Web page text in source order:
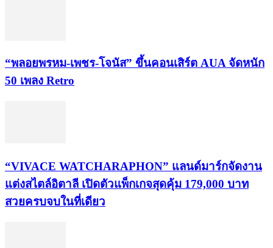
“พลอยพรหม-เพชร-โจนัส” ขึ้นคอนเสิร์ต AUA จัดหนัก
50 เพลง Retro
“VIVACE WATCHARAPHON” แลนด์มาร์กจัดงาน
แต่งสไตล์อิตาลี เปิดตัวแพ็กเกจสุดคุ้ม 179,000 บาท
สวยครบจบในที่เดียว